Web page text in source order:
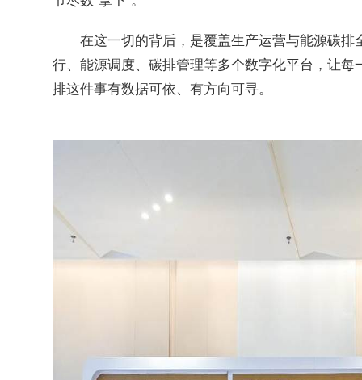
在这一切的背后，是覆盖生产运营与能源碳排
行、能源调度、碳排管理等多个数字化平台，让
排这件事有数据可依、有方向可寻。